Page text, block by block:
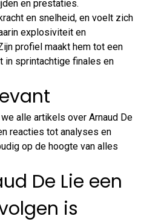
en prestaties.
en snelheid, en voelt zich
explosiviteit en
profiel maakt hem tot een
in sprintachtige finales en
alle artikels over Arnaud De
reacties tot analyses en
op de hoogte van alles
De Lie een
is